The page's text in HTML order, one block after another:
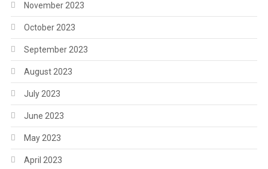
November 2023
October 2023
September 2023
August 2023
July 2023
June 2023
May 2023
April 2023